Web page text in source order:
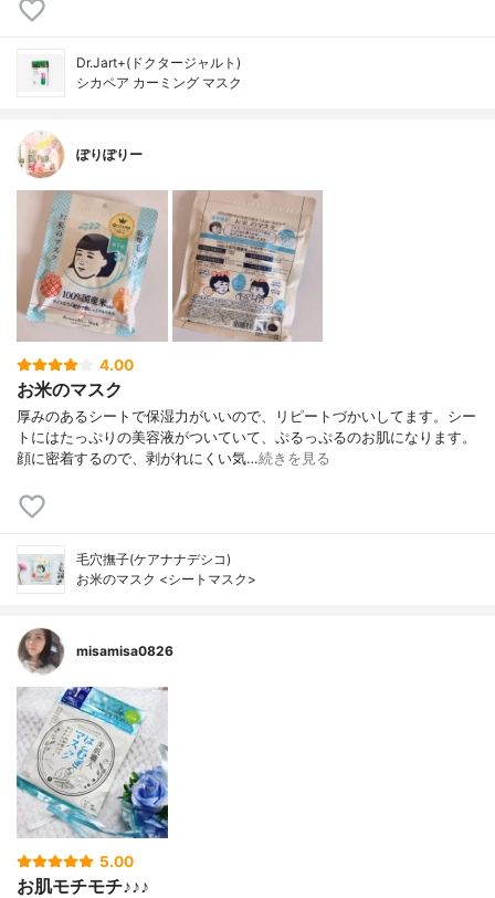
Dr.Jart+(ドクタージャルト)
シカペア カーミング マスク
ぽりぽりー
4.00
お米のマスク
厚みのあるシートで保湿力がいいので、リピートづかいしてます。シー
トにはたっぷりの美容液がついていて、ぷるっぷるのお肌になります。
顔に密着するので、剥がれにくい気…続きを見る
毛穴撫子(ケアナナデシコ)
お米のマスク <シートマスク>
misamisa0826
5.00
お肌モチモチ♪♪♪